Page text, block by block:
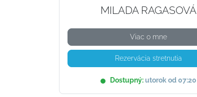
MILADA RAGASOVÁ
Viac o mne
Rezervácia stretnutia
Dostupný:utorok od 07:20